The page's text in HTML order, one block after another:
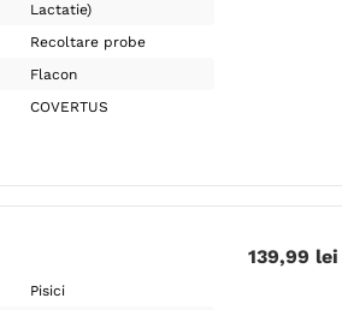
Lactatie)
Recoltare probe
Flacon
COVERTUS
Pisici
139,99 lei